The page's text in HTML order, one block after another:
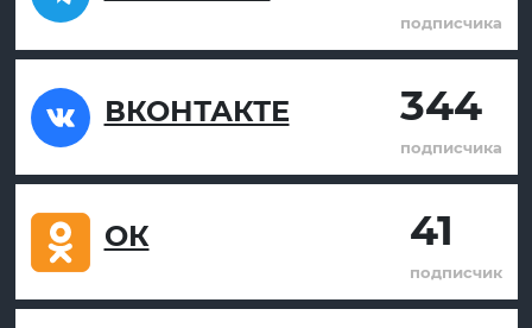
подписчика
ВКОНТАКТЕ 344
подписчика
ОК 41
подписчик